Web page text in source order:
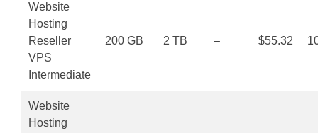
Website
Hosting
Reseller
VPS
Intermediate
200 GB 2 TB – $55.32
Website
Hosting